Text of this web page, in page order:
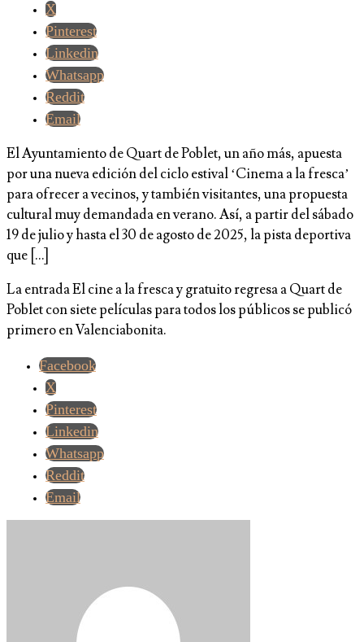
X
Pinterest
Linkedin
Whatsapp
Reddit
Email
El Ayuntamiento de Quart de Poblet, un año más, apuesta
por una nueva edición del ciclo estival ‘Cinema a la fresca’
para ofrecer a vecinos, y también visitantes, una propuesta
cultural muy demandada en verano. Así, a partir del sábado
19 de julio y hasta el 30 de agosto de 2025, la pista deportiva
que […]
La entrada El cine a la fresca y gratuito regresa a Quart de
Poblet con siete películas para todos los públicos se publicó
primero en Valenciabonita.
Facebook
X
Pinterest
Linkedin
Whatsapp
Reddit
Email